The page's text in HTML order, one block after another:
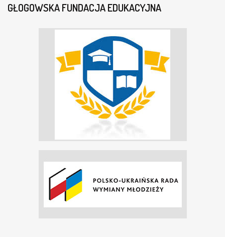
GŁOGOWSKA FUNDACJA EDUKACYJNA